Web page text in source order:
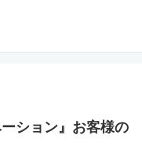
ション』お客様の